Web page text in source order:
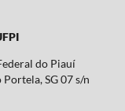
do Piauí
SG 07 s/n